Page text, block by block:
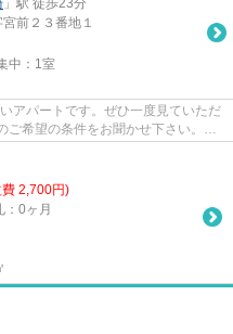
」駅 徒歩23分
宮前２３番地１
中： 1室
アパートです。ぜひ一度見ていただ
ご希望の条件をお聞かせ下さい。当
2,700円)
：0ヶ月